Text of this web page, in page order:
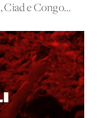
e Congo...